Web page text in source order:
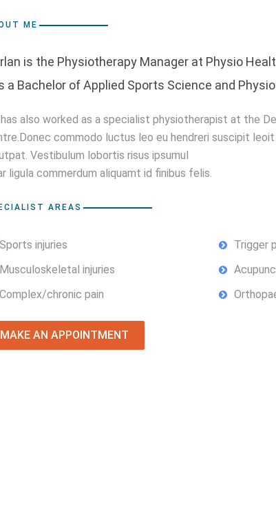
ME
is the Physiotherapy Manager at Physio
a Bachelor of Applied Sports Science and
has also worked as a specialist physiotherapist at the
commodo luctus leo eu hendreri suscipit
Vestibulum lobortis risus ipsumul
ligula commerdum aliquamt id finibus felis.
AREAS
Sports injuries
Musculoskeletal injuries
Complex/chronic pain
Trigger
MAKE AN APPOINTMENT